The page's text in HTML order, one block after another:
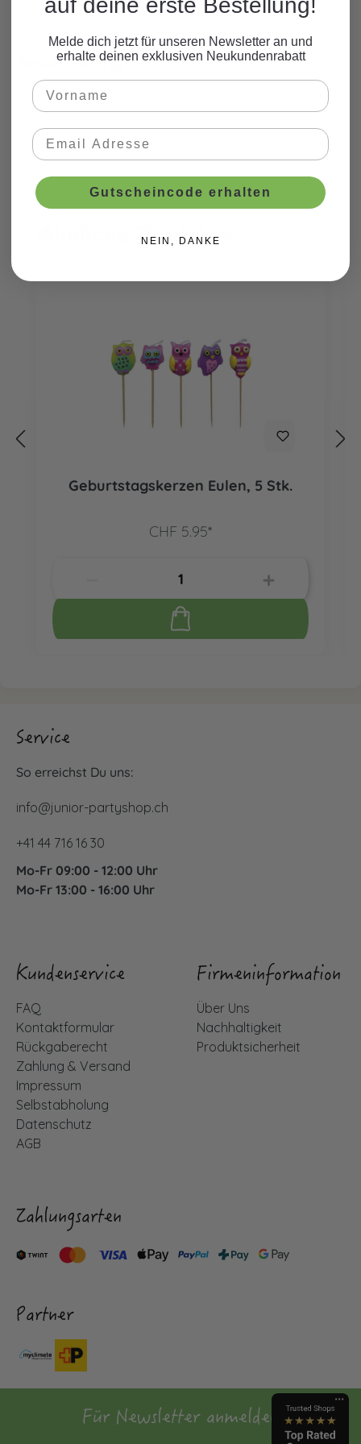
Beschreibung
Ähnliche Produkte
Geburtstagskerzen Eulen, 5 Stk.
CHF 5.95*
Service
So erreichst Du uns:
info@junior-partyshop.ch
+41 44 716 16 30
Mo-Fr 09:00 - 12:00 Uhr
Mo-Fr 13:00 - 16:00 Uhr
Kundenservice
FAQ
Kontaktformular
Rückgaberecht
Zahlung & Versand
Impressum
Selbstabholung
Datenschutz
AGB
Firmeninformation
Über Uns
Nachhaltigkeit
Produktsicherheit
Zahlungsarten
Partner
Für Newsletter anmelden
Melde dich jetzt für unseren Newsletter an und
erhalte deinen exklusiven Neukundenrabatt
Gutscheincode erhalten
NEIN, DANKE